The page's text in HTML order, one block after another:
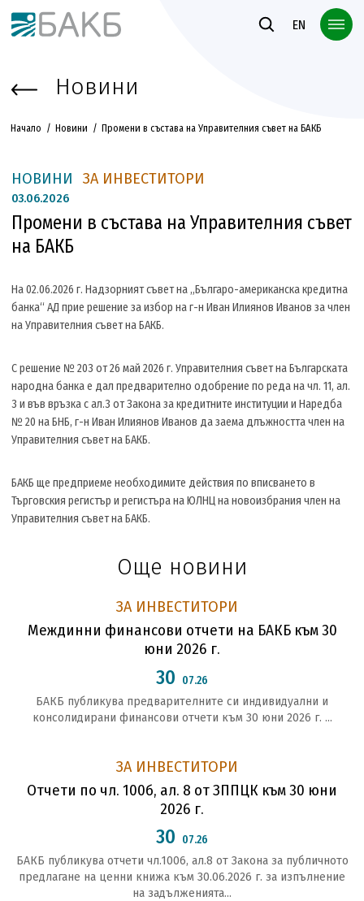
Към основното съдържание
EN
Новини
Начало Новини Промени в състава на Управителния съвет на БАКБ
НОВИНИ ЗА ИНВЕСТИТОРИ
03.06.2026
Промени в състава на Управителния съвет
на БАКБ
На 02.06.2026 г. Надзорният съвет на „Българо-американска кредитна
банка“ АД прие решение за избор на г-н Иван Илиянов Иванов за член
на Управителния съвет на БАКБ.
С решение № 203 от 26 май 2026 г. Управителния съвет на Българската
народна банка е дал предварително одобрение по реда на чл. 11, ал.
3 и във връзка с ал.3 от Закона за кредитните институции и Наредба
№ 20 на БНБ, г-н Иван Илиянов Иванов да заема длъжността член на
Управителния съвет на БАКБ.
БАКБ ще предприеме необходимите действия по вписването в
Търговския регистър и регистъра на ЮЛНЦ на новоизбрания член на
Управителния съвет на БАКБ.
Още новини
ЗА ИНВЕСТИТОРИ
Междинни финансови отчети на БАКБ към 30
юни 2026 г.
30 07.26
БАКБ публикува предварителните си индивидуални и
консолидирани финансови отчети към 30 юни 2026 г. ...
ЗА ИНВЕСТИТОРИ
Отчети по чл. 100б, ал. 8 от ЗППЦК към 30 юни
2026 г.
30 07.26
БАКБ публикува отчети чл.1006, ал.8 от Закона за публичното
предлагане на ценни книжа към 30.06.2026 г. за изпълнение
на задълженията...